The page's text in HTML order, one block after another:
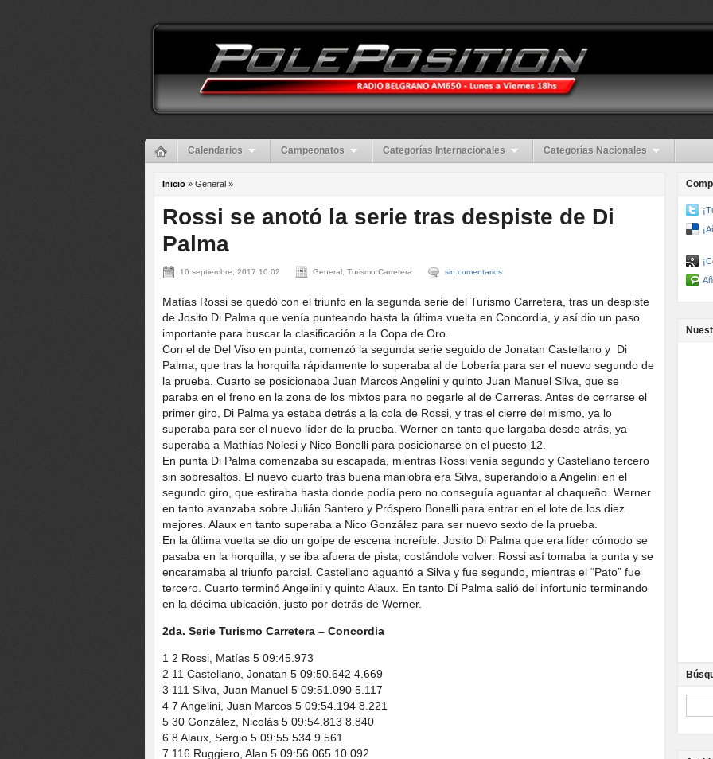
Calendarios Campeonatos Categorías Internacionales Categorías Nacionales
Inicio » General »
Rossi se anotó la serie tras despiste de Di
Palma
10 septiembre, 2017 10:02 General, Turismo Carretera sin comentarios
Matías Rossi se quedó con el triunfo en la segunda serie del Turismo Carretera, tras un despiste
de Josito Di Palma que venía punteando hasta la última vuelta en Concordia, y así dio un paso
importante para buscar la clasificación a la Copa de Oro.
Con el de Del Viso en punta, comenzó la segunda serie seguido de Jonatan Castellano y Di
Palma, que tras la horquilla rápidamente lo superaba al de Lobería para ser el nuevo segundo de
la prueba. Cuarto se posicionaba Juan Marcos Angelini y quinto Juan Manuel Silva, que se
paraba en el freno en la zona de los mixtos para no pegarle al de Carreras. Antes de cerrarse el
primer giro, Di Palma ya estaba detrás a la cola de Rossi, y tras el cierre del mismo, ya lo
superaba para ser el nuevo líder de la prueba. Werner en tanto que largaba desde atrás, ya
superaba a Mathías Nolesi y Nico Bonelli para posicionarse en el puesto 12.
En punta Di Palma comenzaba su escapada, mientras Rossi venía segundo y Castellano tercero
sin sobresaltos. El nuevo cuarto tras buena maniobra era Silva, superandolo a Angelini en el
segundo giro, que estiraba hasta donde podía pero no conseguía aguantar al chaqueño. Werner
en tanto avanzaba sobre Julián Santero y Próspero Bonelli para entrar en el lote de los diez
mejores. Alaux en tanto superaba a Nico González para ser nuevo sexto de la prueba.
En la última vuelta se dio un golpe de escena increíble. Josito Di Palma que era líder cómodo se
pasaba en la horquilla, y se iba afuera de pista, costándole volver. Rossi así tomaba la punta y se
encaramaba al triunfo parcial. Castellano aguantó a Silva y fue segundo, mientras el “Pato” fue
tercero. Cuarto terminó Angelini y quinto Alaux. En tanto Di Palma salió del infortunio terminando
en la décima ubicación, justo por detrás de Werner.
2da. Serie Turismo Carretera – Concordia
1 2 Rossi, Matías 5 09:45.973
2 11 Castellano, Jonatan 5 09:50.642 4.669
3 111 Silva, Juan Manuel 5 09:51.090 5.117
4 7 Angelini, Juan Marcos 5 09:54.194 8.221
5 30 González, Nicolás 5 09:54.813 8.840
6 8 Alaux, Sergio 5 09:55.534 9.561
7 116 Ruggiero, Alan 5 09:56.065 10.092